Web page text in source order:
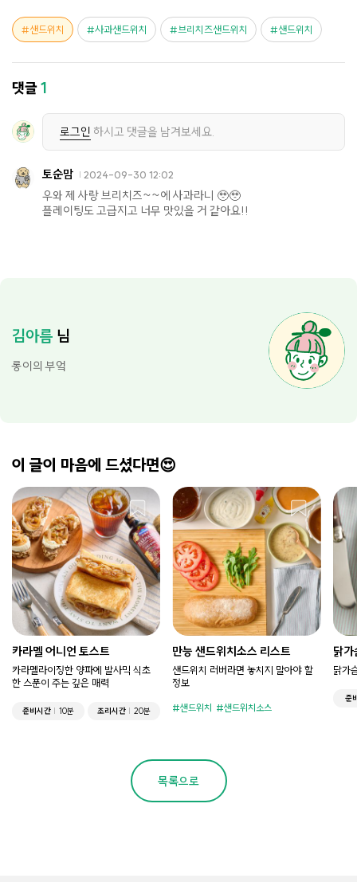
샌드위치 사과샌드위치 브리치즈샌드위치 샌드위치
댓글1
로그인 하시고 댓글을 남겨보세요.
토순맘 2024-09-30 12:02
우와 제 사랑 브리치즈~~에 사과라니 🥹🥹
플레이팅도 고급지고 너무 맛있을 거 같아요!!
김아름 님
롱이의 부엌
이 글이 마음에 드셨다면😍
카라멜 어니언 토스트
카라멜라이징한 양파에 발사믹 식초
한 스푼이 주는 깊은 매력
준비시간 10분 조리시간 20분
만능 샌드위치소스 리스트
샌드위치 러버라면 놓치지 말아야 할
정보
샌드위치 샌드위치소스
닭가
닭가
준
목록으로